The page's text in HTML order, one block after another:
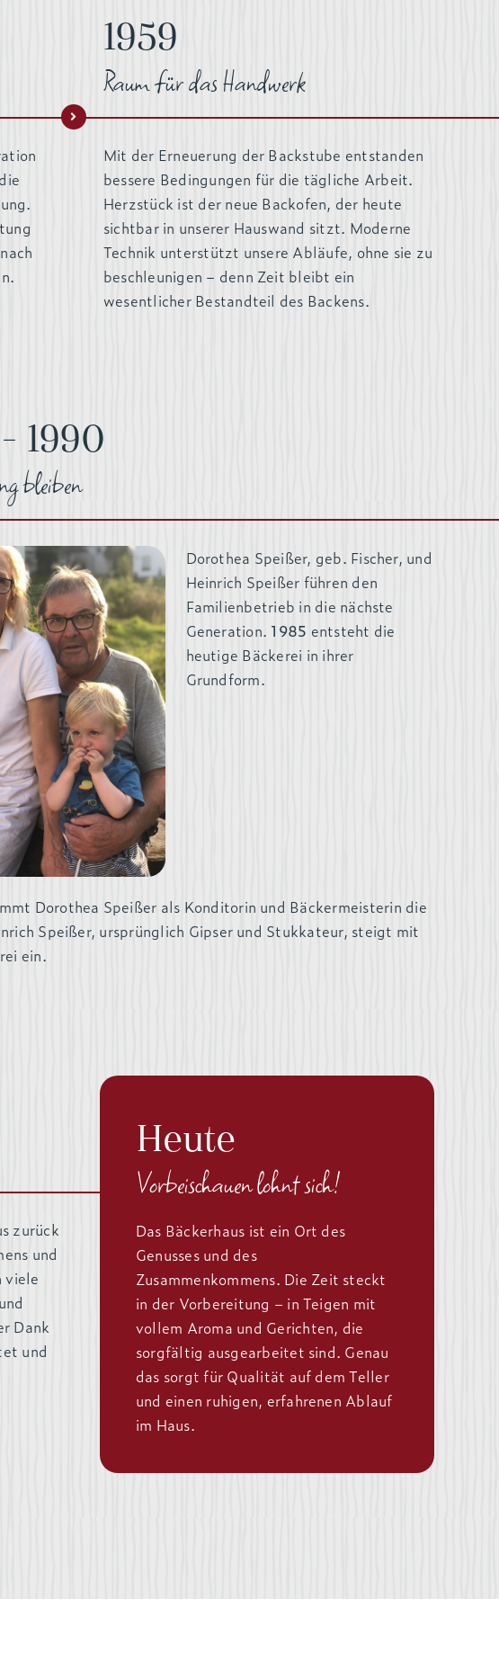
1959
Raum für das Handwerk
Mit der Erneuerung der Backstube entstanden
bessere Bedingungen für die tägliche Arbeit.
Herzstück ist der neue Backofen, der heute
sichtbar in unserer Hauswand sitzt. Moderne
Technik unterstützt unsere Abläufe, ohne sie zu
beschleunigen – denn Zeit bleibt ein
wesentlicher Bestandteil des Backens.
1990
bleiben
Dorothea Speißer, geb. Fischer, und
Heinrich Speißer führen den
Familienbetrieb in die nächste
Generation. 1985 entsteht die
heutige Bäckerei in ihrer
Grundform.
Dorothea Speißer als Konditorin und Bäckermeisterin die
Speißer, ursprünglich Gipser und Stukkateur, steigt mit
ein.
zurück
und
viele
Dank
und
Heute
Vorbeischauen lohnt sich!
Das Bäckerhaus ist ein Ort des
Genusses und des
Zusammenkommens. Die Zeit steckt
in der Vorbereitung – in Teigen mit
vollem Aroma und Gerichten, die
sorgfältig ausgearbeitet sind. Genau
das sorgt für Qualität auf dem Teller
und einen ruhigen, erfahrenen Ablauf
im Haus.